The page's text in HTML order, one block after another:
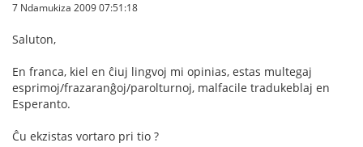
7 Ndamukiza 2009 07:51:18
Saluton,
En franca, kiel en ĉiuj lingvoj mi opinias, estas multegaj
esprimoj/frazaranĝoj/parolturnoj, malfacile tradukeblaj en
Esperanto.
Ĉu ekzistas vortaro pri tio ?